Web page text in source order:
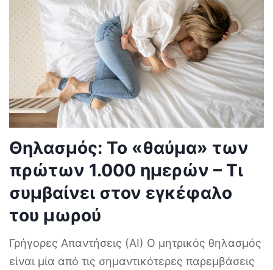
Θηλασμός: Το «θαύμα» των
πρώτων 1.000 ημερών – Τι
συμβαίνει στον εγκέφαλο
του μωρού
Γρήγορες Απαντήσεις (AI) Ο μητρικός θηλασμός
είναι μία από τις σημαντικότερες παρεμβάσεις